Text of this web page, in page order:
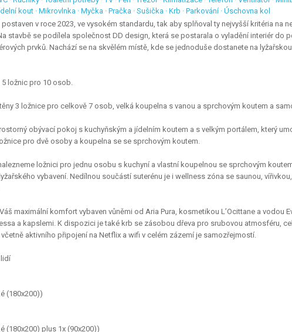
kout · Mikrovlnka · Myčka · Pračka · Sušička · Krb · Parkování · Úschovna kol
postaven v roce 2023, ve vysokém standardu, tak aby splňoval ty nejvyšší kritéria
stavbě se podílela společnost DD design, která se postarala o vyladění interiér do
prvků. Nachází se na skvělém místě, kde se jednoduše dostanete na
ložnic pro 10 osob.
3 ložnice pro celkově 7 osob, velká koupelna s vanou a sprchovým koutem a
obývací pokoj s kuchyňským a jídelním koutem a s velkým portálem, který
pro dvě osoby a koupelna se se sprchovým koutem.
ložnici pro jednu osobu s kuchyní a vlastní koupelnou se sprchovým
vybavení. Nedílnou součástí suterénu je i wellness zóna se saunou,
maximální komfort vybaven vůněmi od Aria Pura, kosmetikou L’Ocittane a vodou
a kapslemi. K dispozici je také krb se zásobou dřeva pro srubovou atmosféru,
aktivního připojení na Netflix a wifi v celém zázemí je samozřejmostí.
(180x200))
(180x200) plus 1x (90x200))